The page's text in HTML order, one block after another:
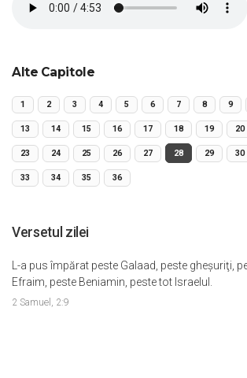
Alte Capitole
1 2 3 4 5 6 7 8 9
13 14 15 16 17 18 19 20
23 24 25 26 27 28 29 30
33 34 35 36
Versetul zilei
L-a pus împărat peste Galaad, peste gheşuriţi,
Efraim, peste Beniamin, peste tot Israelul.
2 Samuel, 2:9